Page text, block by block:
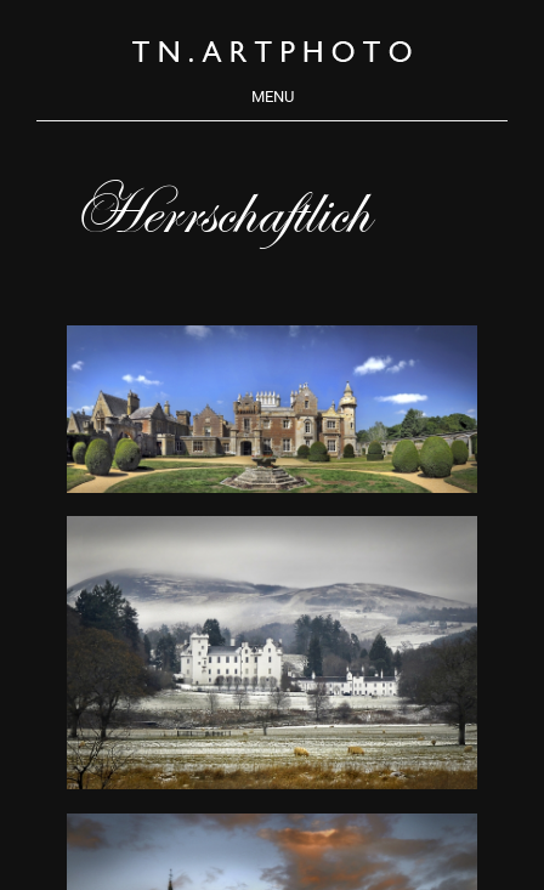
MENU
Herrschaftlich